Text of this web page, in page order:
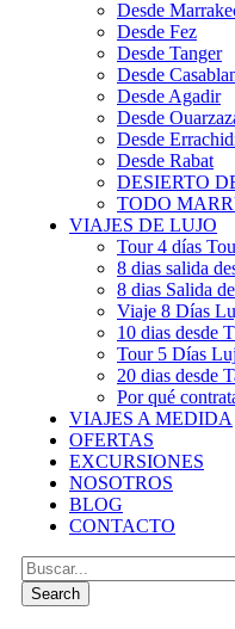
Desde
Desde Fez
Desde Tanger
Desde
Desde Agadir
Desde
Desde
Desde Rabat
DESIERTO
TODO
VIAJES DE LUJO
Tour 4 días
8 dias salida
8 dias Salida
Viaje 8 Días
10 dias desde
Tour 5 Días
20 dias desde
Por qué
VIAJES A MEDIDA
OFERTAS
EXCURSIONES
NOSOTROS
BLOG
CONTACTO